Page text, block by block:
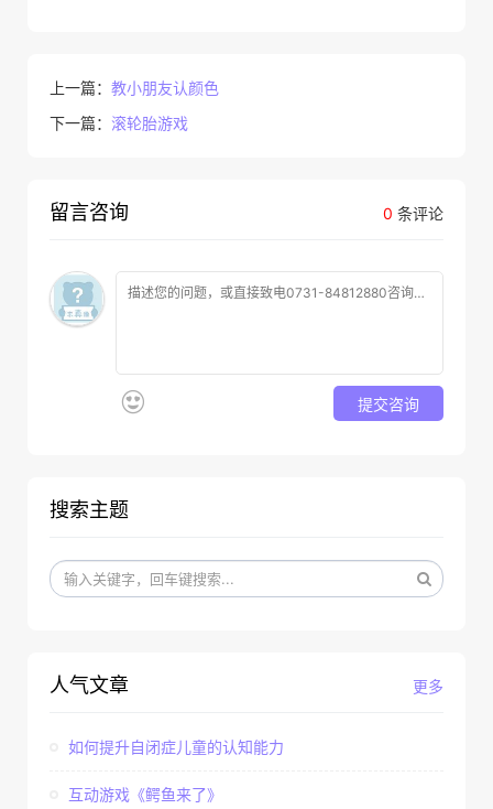
上一篇： 教小朋友认颜色
下一篇： 滚轮胎游戏
0 条评论
留言咨询
提交咨询
搜索主题
更多
人气文章
如何提升自闭症儿童的认知能力
互动游戏《鳄鱼来了》